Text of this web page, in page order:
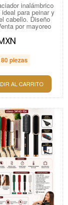
inalámbrico
ideal para peinar y
cabello. Diseño
por mayoreo
piezas
AL CARRITO